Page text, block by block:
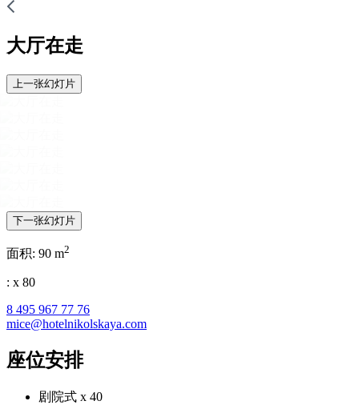
大厅在走
上一张幻灯片
下一张幻灯片
面积: 90 m2
: x 80
8 495 967 77 76
mice@hotelnikolskaya.com
座位安排
剧院式 x 40